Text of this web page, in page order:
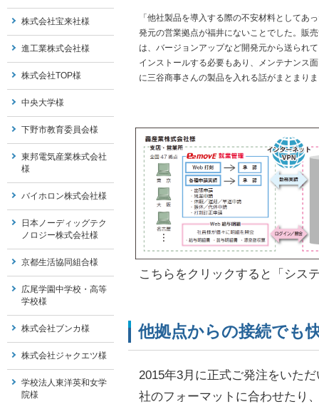
「他社製品を導入する際の不安材料としてあ
発元の営業拠点が福井にないことでした。販
は、バージョンアップなど開発元から送られ
インストールする必要もあり、メンテナンス
に三谷商事さんの製品を入れる話がまとまり
こちらをクリックすると「シス
他拠点からの接続でも
2015年3月に正式ご発注をいた
社のフォーマットに合わせたり
株式会社宝来社様
進工業株式会社様
株式会社TOP様
中央大学様
下野市教育委員会様
東邦電気産業株式会社
様
バイホロン株式会社様
日本ノーディッグテク
ノロジー株式会社様
京都生活協同組合様
広尾学園中学校・高等
学校様
株式会社ブンカ様
株式会社ジャクエツ様
学校法人東洋英和女学
院様